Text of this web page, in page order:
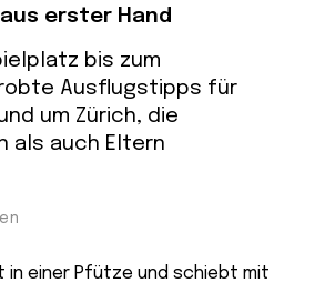
aus erster Hand
bis zum
Ausflugstipps für
um Zürich, die
als auch Eltern